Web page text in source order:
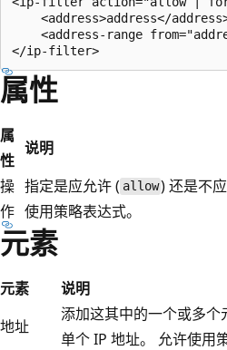
<address>address</
<address-range
属性
属
性
说明
操
作
指定是应允许 ( allow) 还是不
使用策略表达式。
元素
元素 说明
地址
添加这其中的一个或多
单个 IP 地址。 允许使用